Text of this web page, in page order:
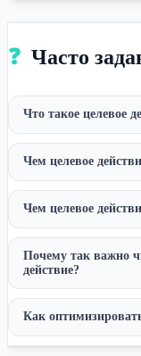
❓ Часто
Что такое целевое
Чем целевое
Чем целевое
Почему так важно
действие?
Как